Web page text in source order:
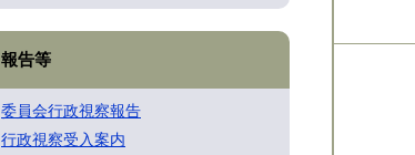
報告等
委員会行政視察報告
行政視察受入案内